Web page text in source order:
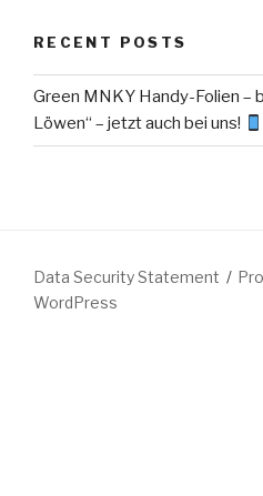
RECENT POSTS
Green MNKY Handy-Folien –
Löwen“ – jetzt auch bei uns!
Data Security Statement
WordPress